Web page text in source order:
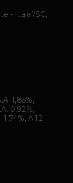
- Itajaí/SC,
1,85%,
0,92%,
1,74%, A.12